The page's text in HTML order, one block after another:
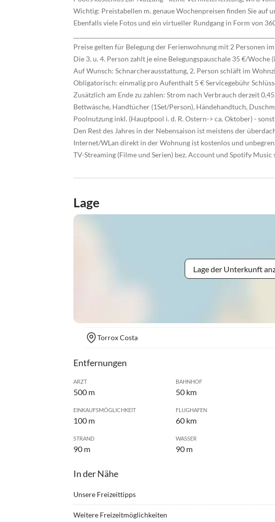
Wichtig: Preistabellen m. genaue Wochenpreisen finden Sie auf
Ebenfalls viele Fotos und ein virtueller Rundgang in Form von
Preise gelten für Belegung der Ferienwohnung mit 2 Personen
Die 3. u. 4. Person zahlt je eine Belegungspauschale 35 €/
Auf Wunsch: Schnarcherausstattung, 2. Person schläft im
Obligatorisch: einmalig pro Aufenthalt 5 € Servicegebühr
Zusätzlich am Ende zu zahlen: Strom nach Verbrauch derzeit
Bettwäsche, Handtücher (1Set/Person), Händehandtuch,
Poolnutzung inkl. (Hauptpool i. d. R. Ostern-> ca. Oktober) -
Den Rest des Jahres in der Nebensaison ist meistens der
Internet/WLan direkt in der Wohnung ist kostenlos und
TV-Streaming (Filme und Serien) bez. Account und Spotify Music
Lage
Lage der Unterkunft
Torrox Costa
Entfernungen
ARZT
500 m
BAHNHOF
50 km
EINKAUFSMÖGLICHKEIT
100 m
FLUGHAFEN
60 km
STRAND
90 m
WASSER
90 m
In der Nähe
Unsere Freizeittipps
Weitere Freizeitmöglichkeiten